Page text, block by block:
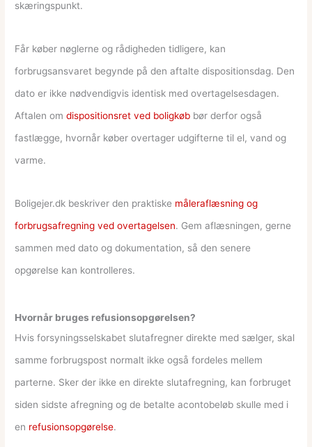
skæringspunkt.
Får køber nøglerne og rådigheden tidligere, kan
forbrugsansvaret begynde på den aftalte dispositionsdag. Den
dato er ikke nødvendigvis identisk med overtagelsesdagen.
Aftalen omdispositionsret ved boligkøb bør derfor også
fastlægge, hvornår køber overtager udgifterne til el, vand og
varme.
Boligejer.dk beskriver den praktiske måleraflæsning og
forbrugsafregning ved overtagelsen. Gem aflæsningen, gerne
sammen med dato og dokumentation, så den senere
opgørelse kan kontrolleres.
Hvornår bruges refusionsopgørelsen?
Hvis forsyningsselskabet slutafregner direkte med sælger, skal
samme forbrugspost normalt ikke også fordeles mellem
parterne. Sker der ikke en direkte slutafregning, kan forbruget
siden sidste afregning og de betalte acontobeløb skulle med i
en refusionsopgørelse.